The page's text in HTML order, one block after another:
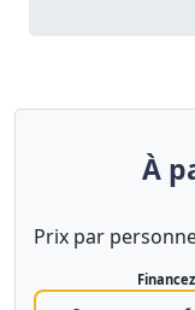
À
Prix par